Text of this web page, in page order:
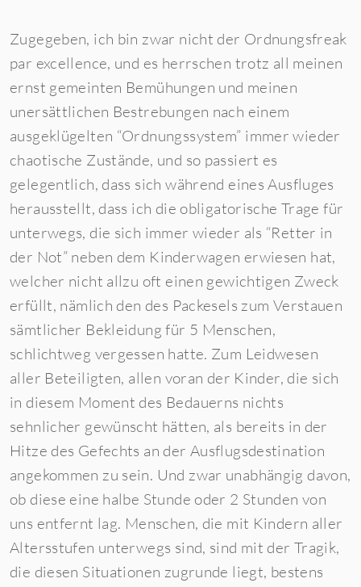
Zugegeben, ich bin zwar nicht der Ordnungsfreak
par excellence, und es herrschen trotz all meinen
ernst gemeinten Bemühungen und meinen
unersättlichen Bestrebungen nach einem
ausgeklügelten “Ordnungssystem” immer wieder
chaotische Zustände, und so passiert es
gelegentlich, dass sich während eines Ausfluges
herausstellt, dass ich die obligatorische Trage für
unterwegs, die sich immer wieder als “Retter in
der Not” neben dem Kinderwagen erwiesen hat,
welcher nicht allzu oft einen gewichtigen Zweck
erfüllt, nämlich den des Packesels zum Verstauen
sämtlicher Bekleidung für 5 Menschen,
schlichtweg vergessen hatte. Zum Leidwesen
aller Beteiligten, allen voran der Kinder, die sich
in diesem Moment des Bedauerns nichts
sehnlicher gewünscht hätten, als bereits in der
Hitze des Gefechts an der Ausflugsdestination
angekommen zu sein. Und zwar unabhängig davon,
ob diese eine halbe Stunde oder 2 Stunden von
uns entfernt lag. Menschen, die mit Kindern aller
Altersstufen unterwegs sind, sind mit der Tragik,
die diesen Situationen zugrunde liegt, bestens